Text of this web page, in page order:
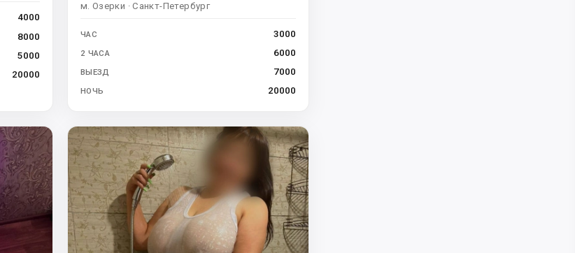
4000
8000
5000
20000
м. Озерки · Санкт-Петербург
ЧАС 3000
2 ЧАСА 6000
ВЫЕЗД 7000
НОЧЬ 20000